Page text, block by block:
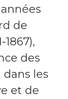
de
des
les
et de